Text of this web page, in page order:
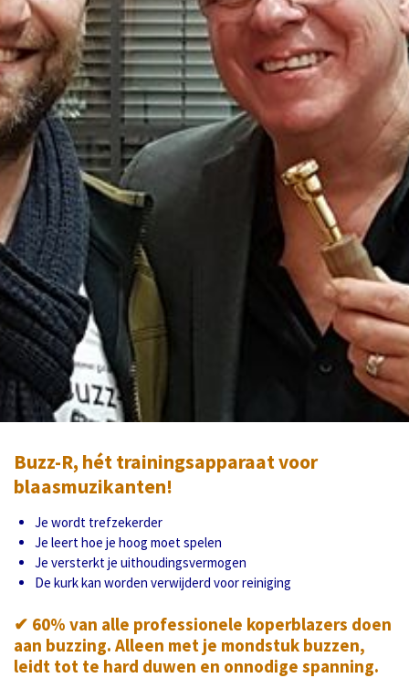
Buzz-R, hét trainingsapparaat voor
blaasmuzikanten!
Je wordt trefzekerder
Je leert hoe je hoog moet spelen
Je versterkt je uithoudingsvermogen
De kurk kan worden verwijderd voor reiniging
✔ 60% van alle professionele koperblazers doen
aan buzzing. Alleen met je mondstuk buzzen,
leidt tot te hard duwen en onnodige spanning.